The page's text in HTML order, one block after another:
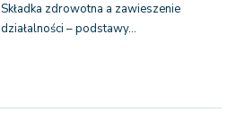
Składka zdrowotna a zawieszenie
działalności – podstawy…